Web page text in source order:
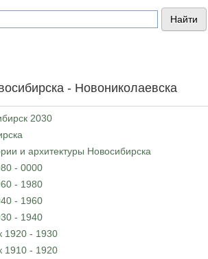
- Новониколаевска
2030
и архитектуры Новосибирска
- 0000
- 1980
- 1960
- 1940
1920 - 1930
1910 - 1920